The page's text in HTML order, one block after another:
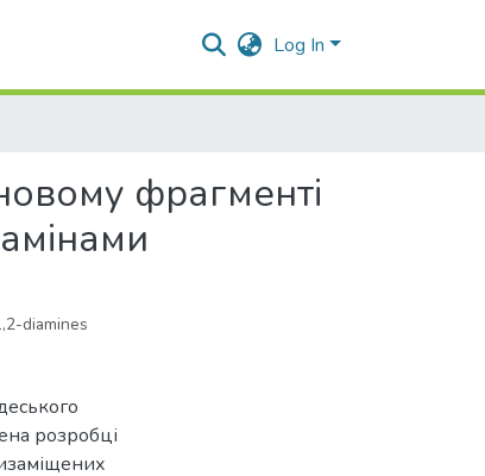
Log In
фрагменті
diamines
розробці